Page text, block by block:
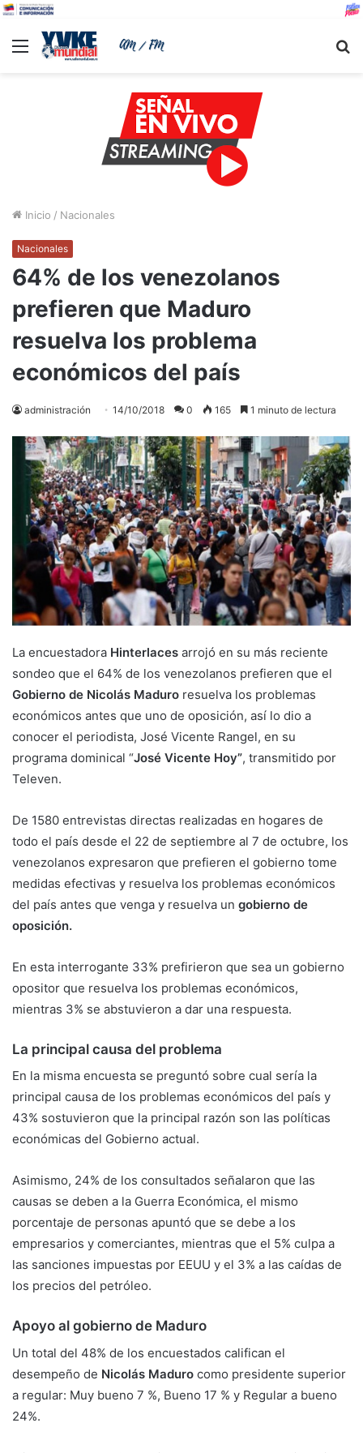
Menu
Inicio / Nacionales
Nacionales
64% de los venezolanos
prefieren que Maduro
resuelva los problema
económicos del país
administración 14/10/2018 0 165 1 minuto de lectura
La encuestadora Hinterlaces arrojó en su más reciente
sondeo que el 64% de los venezolanos prefieren que el
Gobierno de Nicolás Maduro resuelva los problemas
económicos antes que uno de oposición, así lo dio a
conocer el periodista, José Vicente Rangel, en su
programa dominical “José Vicente Hoy”, transmitido por
Televen.
De 1580 entrevistas directas realizadas en hogares de
todo el país desde el 22 de septiembre al 7 de octubre, los
venezolanos expresaron que prefieren el gobierno tome
medidas efectivas y resuelva los problemas económicos
del país antes que venga y resuelva un gobierno de
oposición.
En esta interrogante 33% prefirieron que sea un gobierno
opositor que resuelva los problemas económicos,
mientras 3% se abstuvieron a dar una respuesta.
La principal causa del problema
En la misma encuesta se preguntó sobre cual sería la
principal causa de los problemas económicos del país y
43% sostuvieron que la principal razón son las políticas
económicas del Gobierno actual.
Asimismo, 24% de los consultados señalaron que las
causas se deben a la Guerra Económica, el mismo
porcentaje de personas apuntó que se debe a los
empresarios y comerciantes, mientras que el 5% culpa a
las sanciones impuestas por EEUU y el 3% a las caídas de
los precios del petróleo.
Apoyo al gobierno de Maduro
Un total del 48% de los encuestados califican el
desempeño de Nicolás Maduro como presidente superior
a regular: Muy bueno 7 %, Bueno 17 % y Regular a bueno
24%.